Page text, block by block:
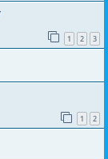
1 2 3
1 2